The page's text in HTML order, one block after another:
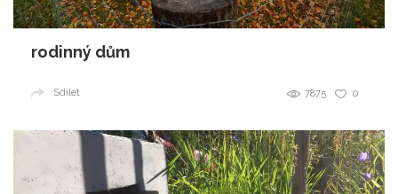
rodinný dům
0
7875
Sdílet